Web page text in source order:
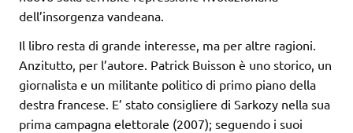
dell’insorgenza vandeana.
Il libro resta di grande interesse, ma per altre ragioni.
Anzitutto, per l’autore. Patrick Buisson è uno storico, un
giornalista e un militante politico di primo piano della
destra francese. E’ stato consigliere di Sarkozy nella sua
prima campagna elettorale (2007); seguendo i suoi